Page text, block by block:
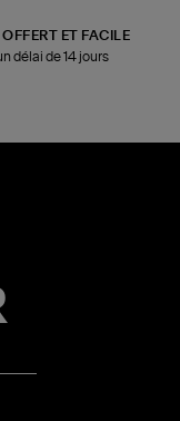
OFFERT ET FACILE
délai de 14 jours